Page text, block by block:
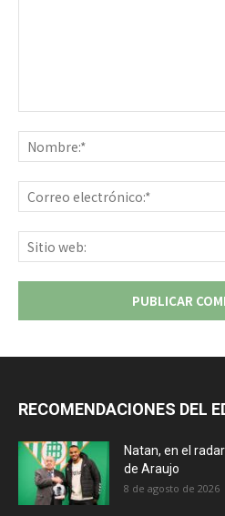
RECOMENDACIONES DEL
Natan, en el
de Araujo
8 de agosto de 2026